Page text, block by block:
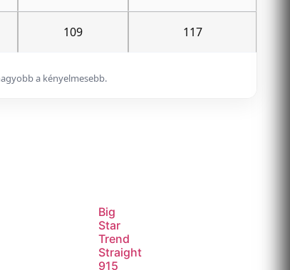
109 117
a kényelmesebb.
Big
Star
Trend
Straight
915